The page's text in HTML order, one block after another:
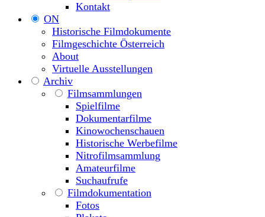
Kontakt
ON
Historische Filmdokumente
Filmgeschichte Österreich
About
Virtuelle Ausstellungen
Archiv
Filmsammlungen
Spielfilme
Dokumentarfilme
Kinowochenschauen
Historische Werbefilme
Nitrofilmsammlung
Amateurfilme
Suchaufrufe
Filmdokumentation
Fotos